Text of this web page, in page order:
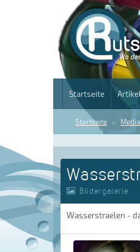
Startseite Artikel
Startseite
Bildergalerie
Wasserstraelen -